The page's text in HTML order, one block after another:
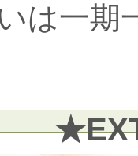
は一期